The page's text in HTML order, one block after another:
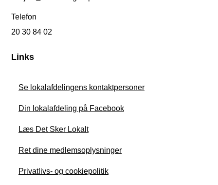
Telefon
20 30 84 02
Links
Se lokalafdelingens kontaktpersoner
Din lokalafdeling på Facebook
Læs Det Sker Lokalt
Ret dine medlemsoplysninger
Privatlivs- og cookiepolitik